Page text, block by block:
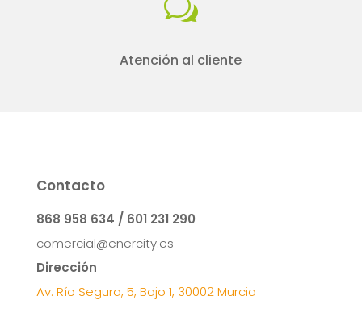
w
Atención al cliente
Contacto
868 958 634 / 601 231 290
comercial@enercity.es
Dirección
Av. Río Segura, 5, Bajo 1, 30002 Murcia